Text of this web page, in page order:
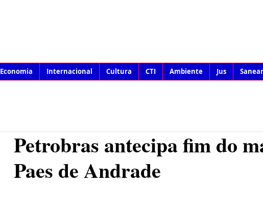
Economia Internacional Cultura CTI Ambiente Jus
Petrobras antecipa fim do
Paes de Andrade